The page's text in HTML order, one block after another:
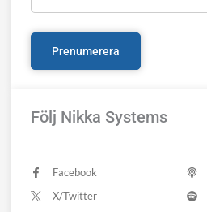
Följ Nikka Systems
Facebook
X/Twitter